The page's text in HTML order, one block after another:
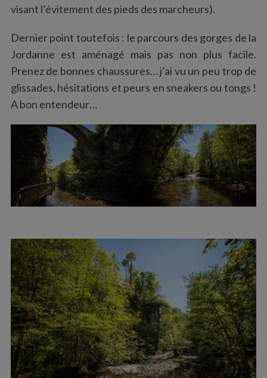
visant l’évitement des pieds des marcheurs).
Dernier point toutefois : le parcours des gorges de la
Jordanne est aménagé mais pas non plus facile.
Prenez de bonnes chaussures… j’ai vu un peu trop de
glissades, hésitations et peurs en sneakers ou tongs !
A bon entendeur…